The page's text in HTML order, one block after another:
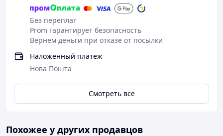
Без переплат
Prom гарантирует безопасность
Вернем деньги при отказе от посылки
Наложенный платеж
Нова Пошта
Смотреть всё
Похожее у других продавцов